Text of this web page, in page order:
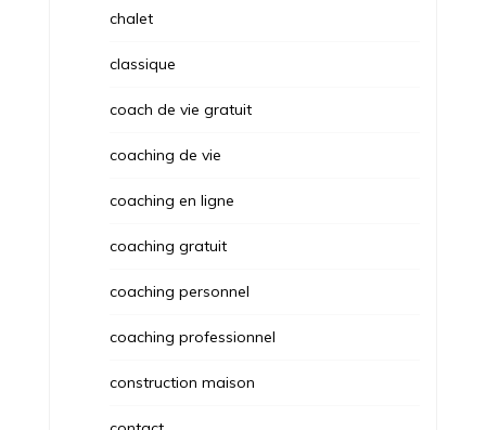
chalet
classique
coach de vie gratuit
coaching de vie
coaching en ligne
coaching gratuit
coaching personnel
coaching professionnel
construction maison